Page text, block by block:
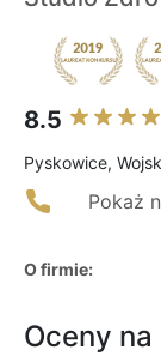
8.5
Pyskowice,
Pokaż
O firmie:
Oceny